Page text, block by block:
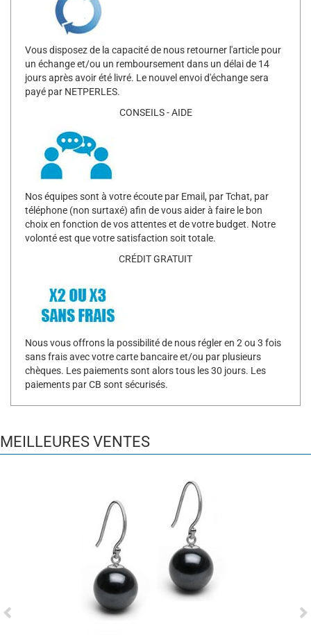
Vous disposez de la capacité de nous retourner l'article pour
un échange et/ou un remboursement dans un délai de 14
jours après avoir été livré. Le nouvel envoi d'échange sera
payé par NETPERLES.
CONSEILS - AIDE
Nos équipes sont à votre écoute par Email, par Tchat, par
téléphone (non surtaxé) afin de vous aider à faire le bon
choix en fonction de vos attentes et de votre budget. Notre
volonté est que votre satisfaction soit totale.
CRÉDIT GRATUIT
Nous vous offrons la possibilité de nous régler en 2 ou 3 fois
sans frais avec votre carte bancaire et/ou par plusieurs
chèques. Les paiements sont alors tous les 30 jours. Les
paiements par CB sont sécurisés.
MEILLEURES VENTES